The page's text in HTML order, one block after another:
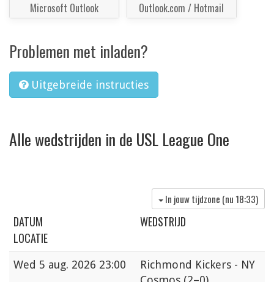
Microsoft Outlook Outlook.com / Hotmail
Problemen met inladen?
Uitgebreide instructies
Alle wedstrijden in de USL League One
In jouw tijdzone (nu 18:33)
DATUM
WEDSTRIJD
LOCATIE
Wed 5 aug. 2026 23:00
Richmond Kickers - NY